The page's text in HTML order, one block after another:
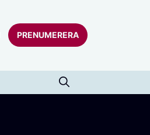
PRENUMERERA